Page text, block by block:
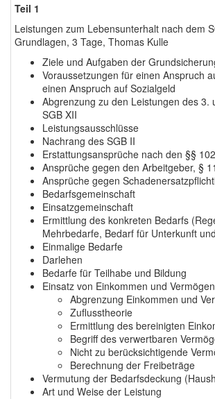
Teil 1
Leistungen zum Lebensunterhalt nach dem
Grundlagen, 3 Tage, Thomas Kulle
Ziele und Aufgaben der
Voraussetzungen für einen Anspruch
einen Anspruch auf Sozialgeld
Abgrenzung zu den Leistungen des 3.
SGB XII
Leistungsausschlüsse
Nachrang des SGB II
Erstattungsansprüche nach den §§
Ansprüche gegen den Arbeitgeber, §
Ansprüche gegen
Bedarfsgemeinschaft
Einsatzgemeinschaft
Ermittlung des konkreten Bedarfs
Mehrbedarfe, Bedarf für Unterkunft
Einmalige Bedarfe
Darlehen
Bedarfe für Teilhabe und Bildung
Einsatz von Einkommen und Vermögen
Abgrenzung Einkommen und
Zuflusstheorie
Ermittlung des bereinigten
Begriff des verwertbaren
Nicht zu berücksichtigende
Berechnung der Freibeträge
Vermutung der Bedarfsdeckung
Art und Weise der Leistung